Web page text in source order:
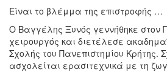
Είναι το βλέμμα της επιστροφής …
Ο Βαγγέλης Ξυνός γεννήθηκε στον
χειρουργός και διετέλεσε
Σχολής του Πανεπιστημίου Κρήτης.
ασχολείται ερασιτεχνικά με τη